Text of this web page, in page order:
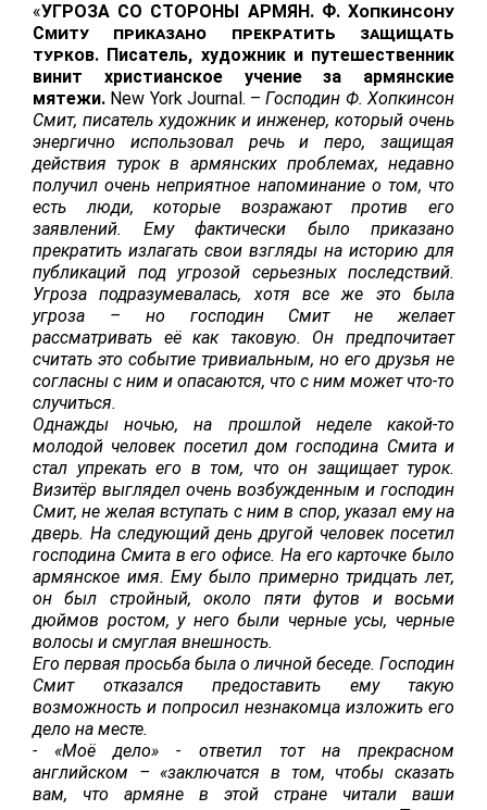
«УГРОЗА СО СТОРОНЫ АРМЯН. Ф. Хопкинсону
Смиту приказано прекратить защищать
турков. Писатель, художник и путешественник
винит христианское учение за армянские
мятежи. New York Journal. –Господин Ф. Хопкинсон
Смит, писатель художник и инженер, который очень
энергично использовал речь и перо, защищая
действия турок в армянских проблемах, недавно
получил очень неприятное напоминание о том, что
есть люди, которые возражают против его
заявлений. Ему фактически было приказано
прекратить излагать свои взгляды на историю для
публикаций под угрозой серьезных последствий.
Угроза подразумевалась, хотя все же это была
угроза – но господин Смит не желает
рассматривать её как таковую. Он предпочитает
считать это событие тривиальным, но его друзья не
согласны с ним и опасаются, что с ним может что-то
случиться.
Однажды ночью, на прошлой неделе какой-то
молодой человек посетил дом господина Смита и
стал упрекать его в том, что он защищает турок.
Визитёр выглядел очень возбужденным и господин
Смит, не желая вступать с ним в спор, указал ему на
дверь. На следующий день другой человек посетил
господина Смита в его офисе. На его карточке было
армянское имя. Ему было примерно тридцать лет,
он был стройный, около пяти футов и восьми
дюймов ростом, у него были черные усы, черные
волосы и смуглая внешность.
Его первая просьба была о личной беседе. Господин
Смит отказался предоставить ему такую
возможность и попросил незнакомца изложить его
дело на месте.
- «Моё дело» - ответил тот на прекрасном
английском – «заключатся в том, чтобы сказать
вам, что армяне в этой стране читали ваши